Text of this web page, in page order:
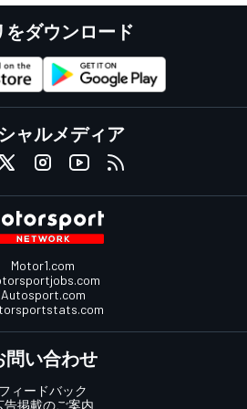
をダウンロード
ャルメディア
Motor1.com
Autosport.com
問い合わせ
フィードバック
告掲載のご案内